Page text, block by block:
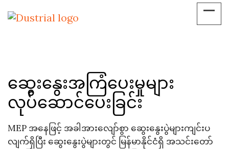
ဆွေးနွေးအကြံပေးမှုများ
လုပ်ဆောင်ပေးခြင်း
MEP အနေဖြင့် အခါအားလျော်စွာ ဆွေးနွေးပွဲများကျင်းပ
လျက်ရှိပြီး ဆွေးနွေးပွဲများတွင် မြန်မာနိုင်ငံရှိ အသင်းတော်